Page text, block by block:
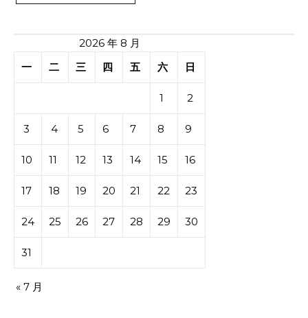
2026 年 8 月
一
二 三 四 五 六 日
1 2
3 4 5 6 7 8 9
10 11 12 13 14 15 16
17 18 19 20 21 22 23
24 25 26 27 28 29 30
31
« 7 月